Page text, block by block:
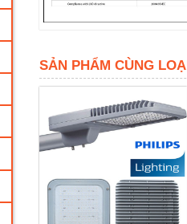
SẢN PHẨM CÙNG LOẠI